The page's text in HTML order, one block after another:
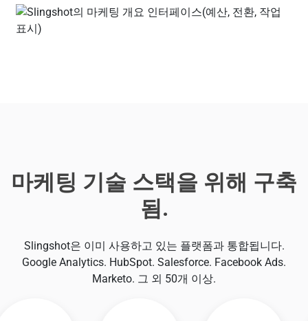
마케팅 기술 스택을 위해 구축
됨.
Slingshot은 이미 사용하고 있는 플랫폼과 통합됩니다.
Google Analytics. HubSpot. Salesforce. Facebook Ads.
Marketo. 그 외 50개 이상.